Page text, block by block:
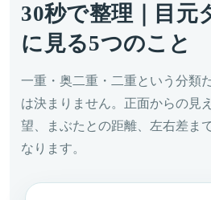
30秒で整理｜目元
に見る5つのこと
一重・奥二重・二重という分類
は決まりません。正面からの見
望、まぶたとの距離、左右差ま
なります。